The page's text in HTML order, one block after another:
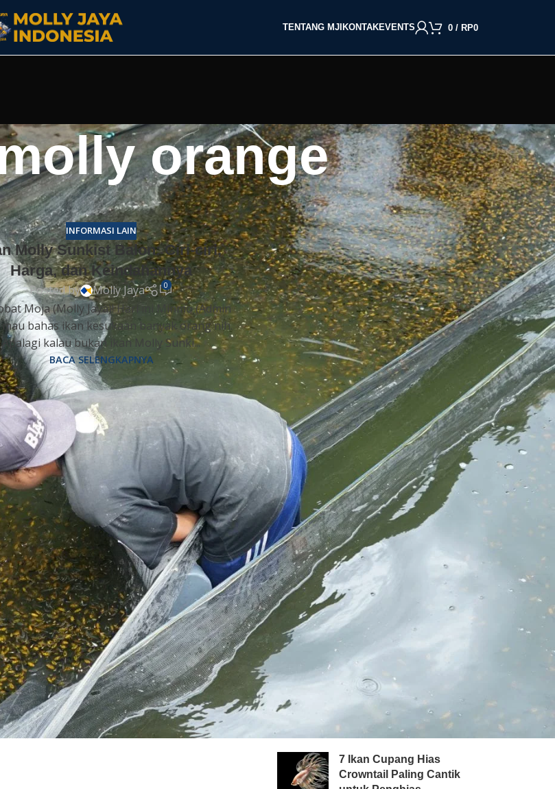
TENTANG MJI KONTAKEVENTS 0 / RP0
orange
INFORMASI LAIN
Molly Sunkist Balon: Ciri-ciri,
Harga, dan Keindahannya
Posted by Molly Jaya 0
Moja (Molly Jaya)! Hari ini Minmo (Admin
bahas ikan kesukaan banyak orang nih.
Apalagi kalau bukan ikan Molly Sunki...
BACA SELENGKAPNYA
BACA BERDASARKAN JENIS IKAN
Cupang
Molly
Channa
Koi
Koki
Guppy
Platy
Glofish
Danio
Manfish
Discuss
Palmas
Kura-kura
KATEGORI
Berita
Bisnis
Budidaya
Event
Informasi Lain
Pembenihan Ikan
Pembesaran Ikan
Penyakit Ikan
Teknologi dan Inovasi
ARTIKEL TERBARU
7 Ikan Cupang Hias
Crowntail Paling Cantik